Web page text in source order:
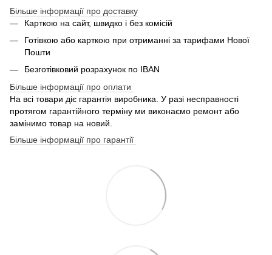
Більше інформації про доставку
Карткою на сайт, швидко і без комісій
Готівкою або карткою при отриманні за тарифами Нової
Пошти
Безготівковий розрахунок по IBAN
Більше інформації про оплати
На всі товари діє гарантія виробника. У разі несправності
протягом гарантійного терміну ми виконаємо ремонт або
замінимо товар на новий.
Більше інформації про гарантії